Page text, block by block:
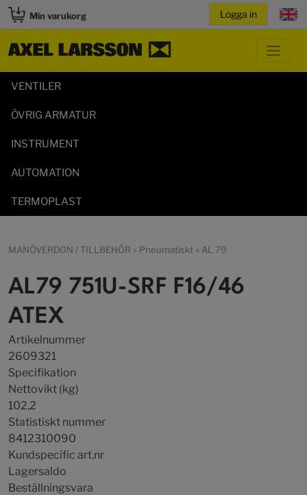
Min varukorg
VENTILER
ÖVRIG ARMATUR
INSTRUMENT
AUTOMATION
TERMOPLAST
MANÖVERDON / TILLBEHÖR » Pneumatiskt » AL 79
AL79 751U-SRF F16/46
ATEX
Artikelnummer
2609321
Specifikation
Nettovikt (kg)
102,2
Statistiskt nummer
8412310090
Kundspecific art.nr
Lagersaldo
Beställningsvara